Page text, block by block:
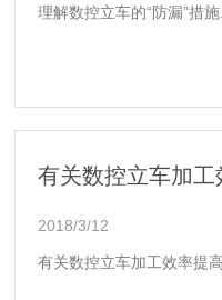
理解数控立车的“防漏”措施
有关数控立车加
2018/3/12
有关数控立车加工效率提